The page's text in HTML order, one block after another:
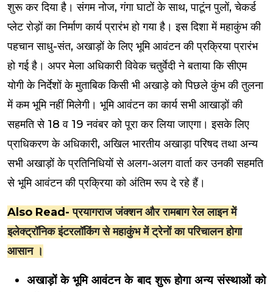
शुरू कर दिया है। संगम नोज, गंगा घाटों के साथ, पाटूंन पुलों, चेकर्ड
प्लेट रोड़ों का निर्माण कार्य प्रारंभ हो गया है। इस दिशा में महाकुंभ की
पहचान साधु-संत, अखाड़ों के लिए भूमि आवंटन की प्रक्रिया प्रारंभ
हो गई है। अपर मेला अधिकारी विवेक चतुर्वेदी ने बताया कि सीएम
योगी के निर्देशों के मुताबिक किसी भी अखाड़े को पिछले कुंभ की तुलना
में कम भूमि नहीं मिलेगी। भूमि आवंटन का कार्य सभी आखाड़ों की
सहमति से 18 व 19 नवंबर को पूरा कर लिया जाएगा। इसके लिए
प्राधिकरण के अधिकारी, अखिल भारतीय अखाड़ा परिषद तथा अन्य
सभी अखाड़ों के प्रतिनिधियों से अलग-अलग वार्ता कर उनकी सहमति
से भूमि आवंटन की प्रक्रिया को अंतिम रूप दे रहे हैं।
Also Read-प्रयागराज जंक्शन और रामबाग रेल लाइन में
इलेक्ट्रॉनिक इंटरलॉकिंग से महाकुंभ में ट्रेनों का परिचालन होगा
आसान ।
अखाड़ों के भूमि आवंटन के बाद शुरू होगा अन्य संस्थाओं को